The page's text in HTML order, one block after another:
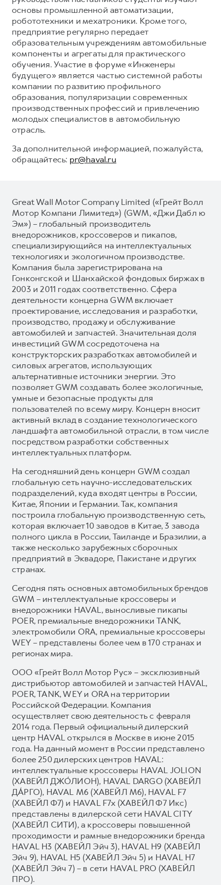
основы промышленной автоматизации,
робототехники и мехатроники. Кроме того,
предприятие регулярно передает
образовательным учреждениям автомобильные
компоненты и агрегаты для практического
обучения. Участие в форуме «Инженеры
будущего» является частью системной работы
компании по развитию профильного
образования, популяризации современных
производственных профессий и привлечению
молодых специалистов в автомобильную
отрасль.
За дополнительной информацией, пожалуйста,
обращайтесь: pr@haval.ru
Great Wall Motor Company Limited («Грейт Волл
Мотор Компани Лимитед») (GWM, «Джи Дабл ю
Эм») – глобальный производитель
внедорожников, кроссоверов и пикапов,
специализирующийся на интеллектуальных
технологиях и экологичном производстве.
Компания была зарегистрирована на
Гонконгской и Шанхайской фондовых биржах в
2003 и 2011 годах соответственно. Сфера
деятельности концерна GWM включает
проектирование, исследования и разработки,
производство, продажу и обслуживание
автомобилей и запчастей. Значительная доля
инвестиций GWM сосредоточена на
конструкторских разработках автомобилей и
силовых агрегатов, использующих
альтернативные источники энергии. Это
позволяет GWM создавать более экологичные,
умные и безопасные продукты для
пользователей по всему миру. Концерн вносит
активный вклад в создание технологического
ландшафта автомобильной отрасли, в том числе
посредством разработки собственных
интеллектуальных платформ.
На сегодняшний день концерн GWM создал
глобальную сеть научно-исследовательских
подразделений, куда входят центры в России,
Китае, Японии и Германии. Так, компания
построила глобальную производственную сеть,
которая включает 10 заводов в Китае, 3 завода
полного цикла в России, Таиланде и Бразилии, а
также несколько зарубежных сборочных
предприятий в Эквадоре, Пакистане и других
странах.
Сегодня пять основных автомобильных брендов
GWM – интеллектуальные кроссоверы и
внедорожники HAVAL, выносливые пикапы
POER, премиальные внедорожники TANK,
электромобили ORA, премиальные кроссоверы
WEY – представлены более чем в 170 странах и
регионах мира.
ООО «Грейт Волл Мотор Рус» – эксклюзивный
дистрибьютор автомобилей и запчастей HAVAL,
POER, TANK, WEY и ORA на территории
Российской Федерации. Компания
осуществляет свою деятельность с февраля
2014 года. Первый официальный дилерский
центр HAVAL открылся в Москве в июне 2015
года. На данный момент в России представлено
более 250 дилерских центров HAVAL:
интеллектуальные кроссоверы HAVAL JOLION
(ХАВЕЙЛ ДЖО́ЛИОН), HAVAL DARGO (ХАВЕЙЛ
ДА́РГО), HAVAL М6 (ХАВЕЙЛ M6), HAVAL F7
(ХАВЕЙЛ Ф7) и HAVAL F7x (ХАВЕЙЛ Ф7 Икс)
представлены в дилерской сети HAVAL CITY
(ХАВЕЙЛ СИТИ), а кроссоверы повышенной
проходимости и рамные внедорожники бренда
HAVAL H3 (ХАВЕЙЛ Эйч 3), HAVAL H9 (ХАВЕЙЛ
Эйч 9), HAVAL H5 (ХАВЕЙЛ Эйч 5) и HAVAL H7
(ХАВЕЙЛ Эйч 7) – в сети HAVAL PRO (ХАВЕЙЛ
ПРО).